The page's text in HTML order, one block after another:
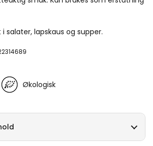
salater, lapskaus og supper.
Økologisk